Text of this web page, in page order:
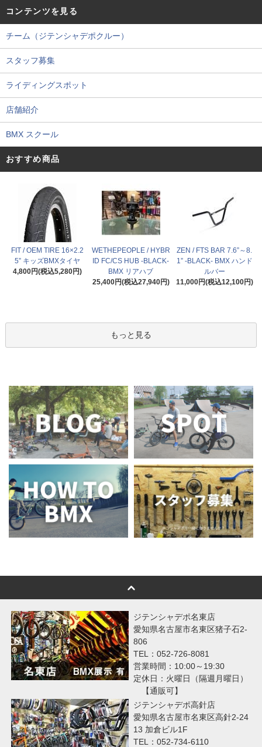
コンテンツを見る
チーム（ジテンシャデポクルー）
スタッフ募集
ライディングスポット
店舗紹介
BMX スクール
おすすめ商品
FIT / OEM TIRE 16×2.2
5” キッズBMXタイヤ
4,800円(税込5,280円)
WETHEPEOPLE / HYBR
ID FC/CS HUB -BLACK-
BMX リアハブ
25,400円(税込27,940円)
ZEN / FTS BAR 7.6”～8.
1” -BLACK- BMX ハンド
ルバー
11,000円(税込12,100円)
もっと見る
ジテンシャデポ名東店
愛知県名古屋市名東区猪子石2-
806
TEL：052-726-8081
営業時間：10:00～19:30
定休日：火曜日（隔週月曜日）
【通販可】
ジテンシャデポ高針店
愛知県名古屋市名東区高針2-24
13 加倉ビル1F
TEL：052-734-6110